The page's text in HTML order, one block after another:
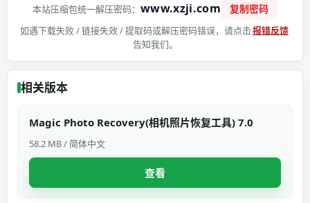
本站压缩包统一解压密码：www.xzji.com 复制密码
如遇下载失败 / 链接失效 / 提取码或解压密码错误，请点击报错反馈
告知我们。
相关版本
Magic Photo Recovery(相机照片恢复工具) 7.0
58.2 MB / 简体中文
查看